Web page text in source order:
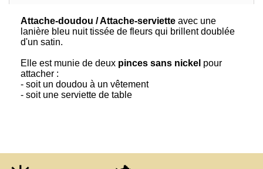
Attache-doudou / Attache-serviette avec une
lanière bleu nuit tissée de fleurs qui brillent doublée
d'un satin.
Elle est munie de deux pinces sans nickel pour
attacher :
- soit un doudou à un vêtement
- soit une serviette de table